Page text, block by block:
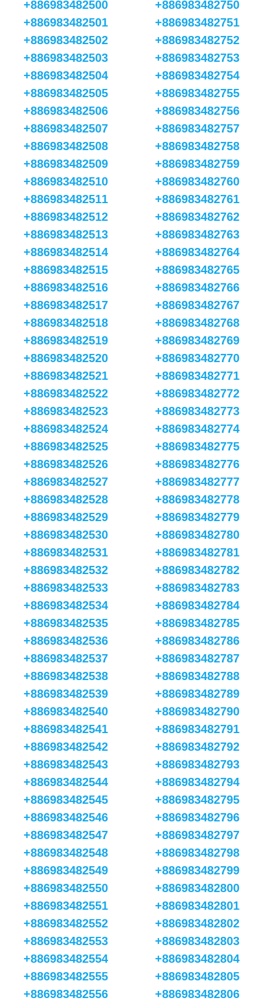
+886983482500
+886983482501
+886983482502
+886983482503
+886983482504
+886983482505
+886983482506
+886983482507
+886983482508
+886983482509
+886983482510
+886983482511
+886983482512
+886983482513
+886983482514
+886983482515
+886983482516
+886983482517
+886983482518
+886983482519
+886983482520
+886983482521
+886983482522
+886983482523
+886983482524
+886983482525
+886983482526
+886983482527
+886983482528
+886983482529
+886983482530
+886983482531
+886983482532
+886983482533
+886983482534
+886983482535
+886983482536
+886983482537
+886983482538
+886983482539
+886983482540
+886983482541
+886983482542
+886983482543
+886983482544
+886983482545
+886983482546
+886983482547
+886983482548
+886983482549
+886983482550
+886983482551
+886983482552
+886983482553
+886983482554
+886983482555
+886983482556
+886983482750
+886983482751
+886983482752
+886983482753
+886983482754
+886983482755
+886983482756
+886983482757
+886983482758
+886983482759
+886983482760
+886983482761
+886983482762
+886983482763
+886983482764
+886983482765
+886983482766
+886983482767
+886983482768
+886983482769
+886983482770
+886983482771
+886983482772
+886983482773
+886983482774
+886983482775
+886983482776
+886983482777
+886983482778
+886983482779
+886983482780
+886983482781
+886983482782
+886983482783
+886983482784
+886983482785
+886983482786
+886983482787
+886983482788
+886983482789
+886983482790
+886983482791
+886983482792
+886983482793
+886983482794
+886983482795
+886983482796
+886983482797
+886983482798
+886983482799
+886983482800
+886983482801
+886983482802
+886983482803
+886983482804
+886983482805
+886983482806